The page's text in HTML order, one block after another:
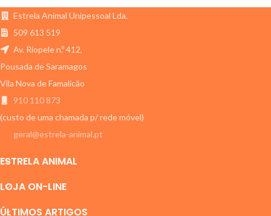
se adaptar a cães de diferentes
portes.
Estrela Animal Unipessoal Lda.
509 613 519
Av. Riopele n.º 412,
Pousada de Saramagos
Vila Nova de Famalicão
910 110 873
(custo de uma chamada p/ rede móvel)
geral@estrela-animal.pt
ESTRELA ANIMAL
LOJA ON-LINE
ÚLTIMOS ARTIGOS